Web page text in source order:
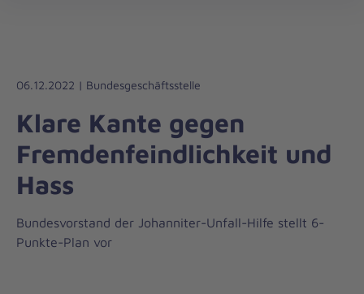
Liebe
Leben
06.12.2022 | Bundesgeschäftsstelle
Klare Kante gegen
Fremdenfeindlichkeit und
Hass
Bundesvorstand der Johanniter-Unfall-Hilfe stellt 6-
Punkte-Plan vor